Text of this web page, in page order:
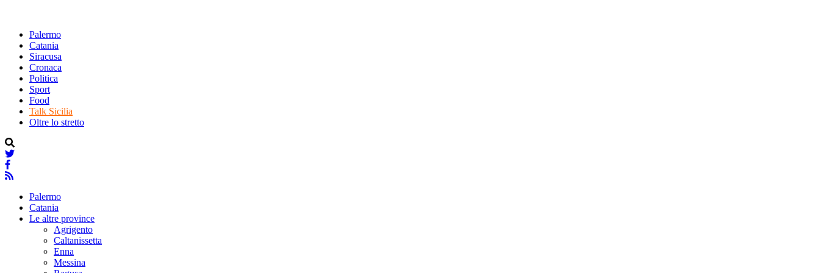
Palermo
Catania
Siracusa
Cronaca
Politica
Sport
Food
Talk Sicilia
Oltre lo stretto
Palermo
Catania
Le altre province
Agrigento
Caltanissetta
Enna
Messina